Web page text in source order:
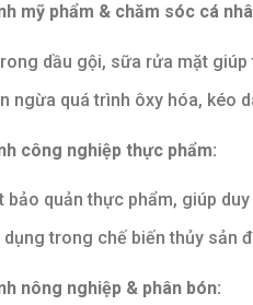
mỹ phẩm & chăm sóc cá
dầu gội, sữa rửa mặt
ngừa quá trình ôxy hóa, kéo
công nghiệp thực phẩm:
bảo quản thực phẩm, giúp
dụng trong chế biến thủy sản
nông nghiệp & phân bón: